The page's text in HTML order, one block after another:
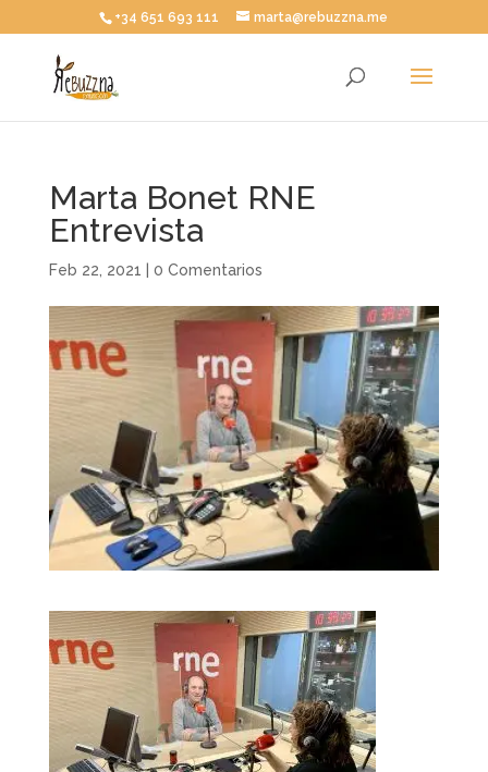
+34 651 693 111 marta@rebuzzna.me
Marta Bonet RNE
Entrevista
Feb 22, 2021 0 Comentarios